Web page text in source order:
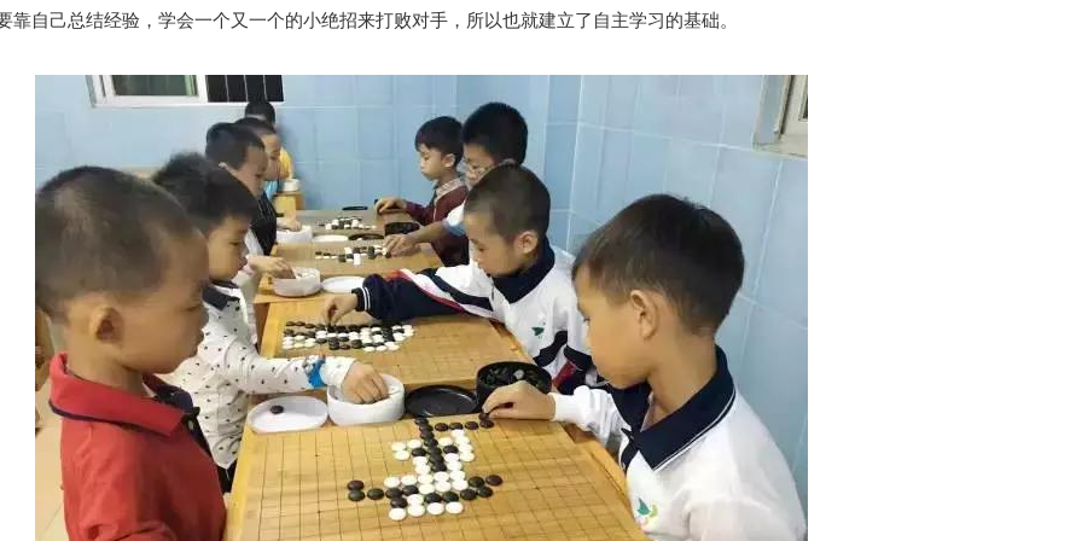
靠自己总结经验，学会一个又一个的小绝招来打败对手，所以也就建立了自主学习的基础。